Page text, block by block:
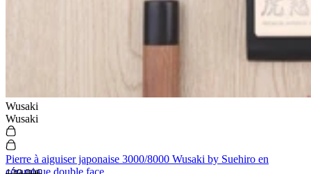
Wusaki
Wusaki
Pierre à aiguiser japonaise 3000/8000 Wusaki by Suehiro en
céramique double face